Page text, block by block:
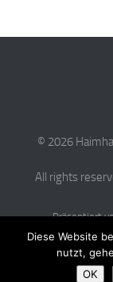
© 2026
All rights
Präsentiert
Diese Website
nutzt,
OK